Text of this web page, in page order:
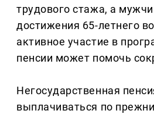
трудового стажа, а
достижения 65-летнего
активное участие в
пенсии может помочь
Негосударственная
выплачиваться по